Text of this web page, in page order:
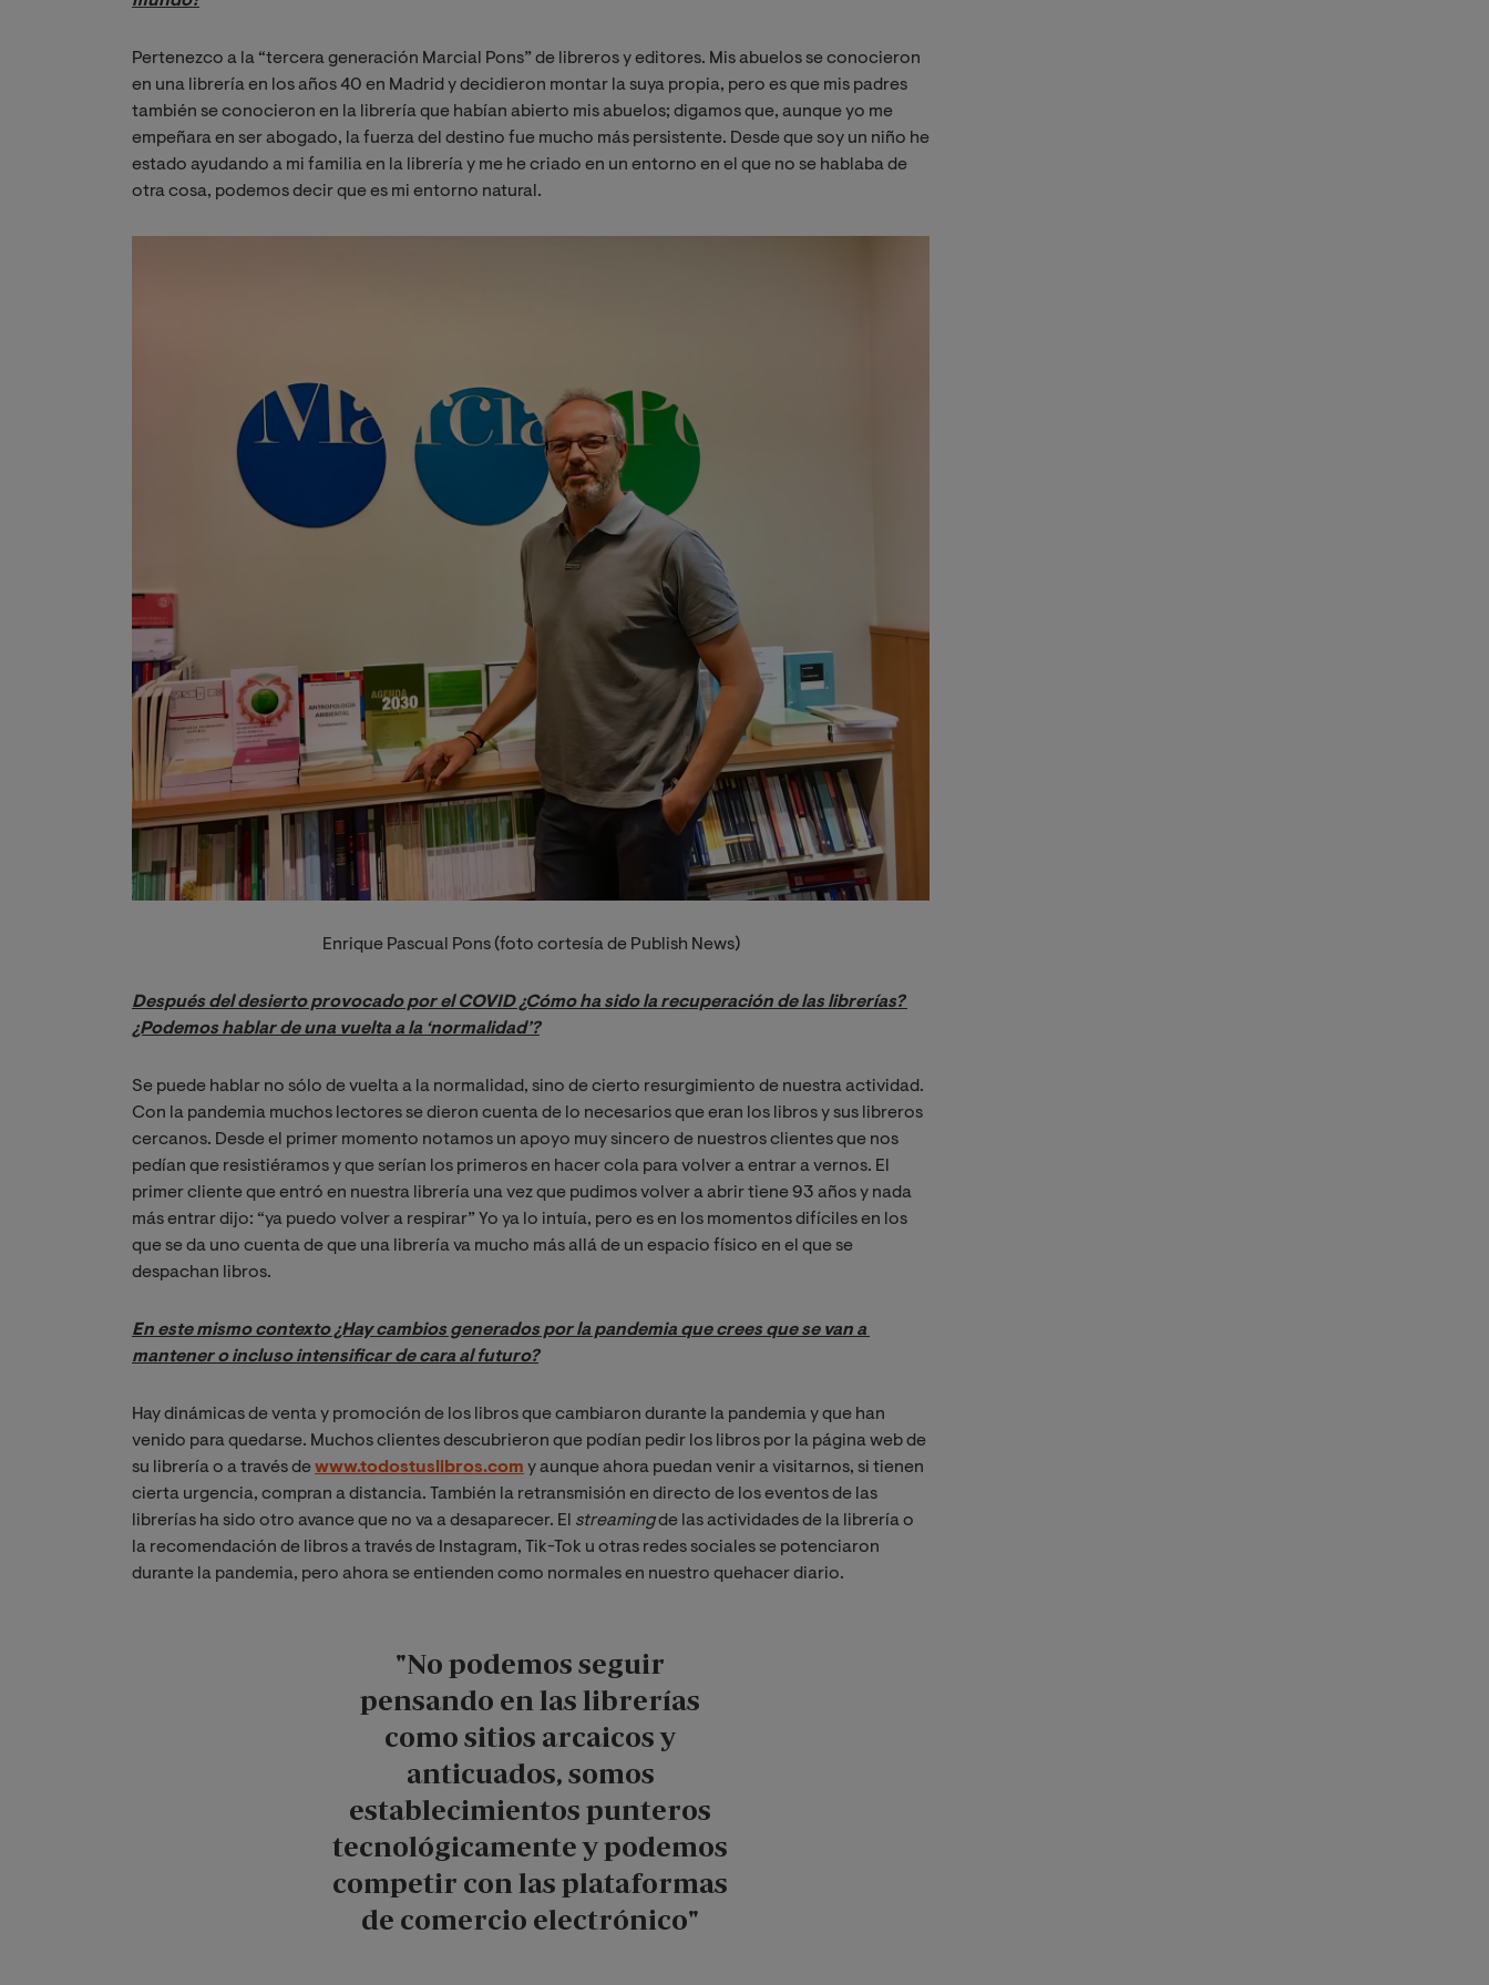
Pertenezco a la “tercera generación Marcial Pons” de libreros y editores. Mis abuelos se conocieron
en una librería en los años 40 en Madrid y decidieron montar la suya propia, pero es que mis padres
también se conocieron en la librería que habían abierto mis abuelos; digamos que, aunque yo me
empeñara en ser abogado, la fuerza del destino fue mucho más persistente. Desde que soy un niño he
estado ayudando a mi familia en la librería y me he criado en un entorno en el que no se hablaba de
otra cosa, podemos decir que es mi entorno natural.
Enrique Pascual Pons (foto cortesía de Publish News)
Después del desierto provocado por el COVID ¿Cómo ha sido la recuperación de las librerías?
¿Podemos hablar de una vuelta a la ‘normalidad’?
Se puede hablar no sólo de vuelta a la normalidad, sino de cierto resurgimiento de nuestra actividad.
Con la pandemia muchos lectores se dieron cuenta de lo necesarios que eran los libros y sus libreros
cercanos. Desde el primer momento notamos un apoyo muy sincero de nuestros clientes que nos
pedían que resistiéramos y que serían los primeros en hacer cola para volver a entrar a vernos. El
primer cliente que entró en nuestra librería una vez que pudimos volver a abrir tiene 93 años y nada
más entrar dijo: “ya puedo volver a respirar” Yo ya lo intuía, pero es en los momentos difíciles en los
que se da uno cuenta de que una librería va mucho más allá de un espacio físico en el que se
despachan libros.
En este mismo contexto ¿Hay cambios generados por la pandemia que crees que se van a
mantener o incluso intensificar de cara al futuro?
Hay dinámicas de venta y promoción de los libros que cambiaron durante la pandemia y que han
venido para quedarse. Muchos clientes descubrieron que podían pedir los libros por la página web de
su librería o a través dewww.todostuslibros.com y aunque ahora puedan venir a visitarnos, si tienen
cierta urgencia, compran a distancia. También la retransmisión en directo de los eventos de las
librerías ha sido otro avance que no va a desaparecer. El streamingde las actividades de la librería o
la recomendación de libros a través de Instagram, Tik-Tok u otras redes sociales se potenciaron
durante la pandemia, pero ahora se entienden como normales en nuestro quehacer diario.
"No podemos seguir
pensando en las librerías
como sitios arcaicos y
anticuados, somos
establecimientos punteros
tecnológicamente y podemos
competir con las plataformas
de comercio electrónico"